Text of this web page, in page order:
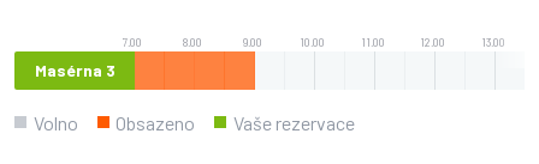
7.00 8.00 9.00 10.00 11.00 12.00 13.00
Masérna 3
Volno Obsazeno Vaše rezervace